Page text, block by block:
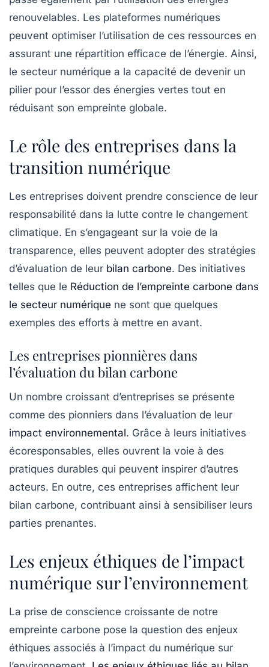
renouvelables. Les plateformes numériques
peuvent optimiser l’utilisation de ces ressources en
assurant une répartition efficace de l’énergie. Ainsi,
le secteur numérique a la capacité de devenir un
pilier pour l’essor des énergies vertes tout en
réduisant son empreinte globale.
Le rôle des entreprises dans la
transition numérique
Les entreprises doivent prendre conscience de leur
responsabilité dans la lutte contre le changement
climatique. En s’engageant sur la voie de la
transparence, elles peuvent adopter des stratégies
d’évaluation de leur bilan carbone. Des initiatives
telles que le Réduction de l’empreinte carbone dans
le secteur numérique ne sont que quelques
exemples des efforts à mettre en avant.
Les entreprises pionnières dans
l’évaluation du bilan carbone
Un nombre croissant d’entreprises se présente
comme des pionniers dans l’évaluation de leur
impact environnemental. Grâce à leurs initiatives
écoresponsables, elles ouvrent la voie à des
pratiques durables qui peuvent inspirer d’autres
acteurs. En outre, ces entreprises affichent leur
bilan carbone, contribuant ainsi à sensibiliser leurs
parties prenantes.
Les enjeux éthiques de l’impact
numérique sur l’environnement
La prise de conscience croissante de notre
empreinte carbone pose la question des enjeux
éthiques associés à l’impact du numérique sur